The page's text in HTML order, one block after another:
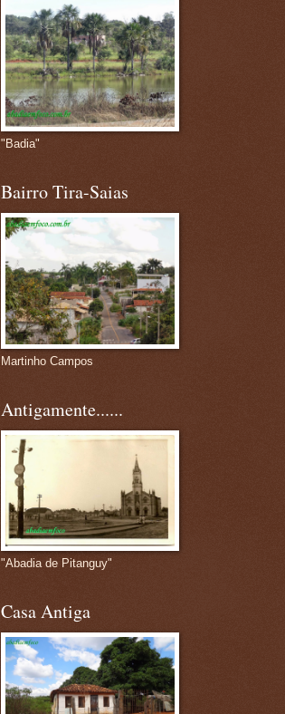
"Badia"
Bairro Tira-Saias
Martinho Campos
Antigamente......
"Abadia de Pitanguy"
Casa Antiga